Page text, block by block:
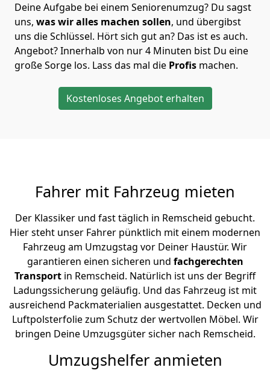
Deine Aufgabe bei einem Seniorenumzug? Du sagst
uns, was wir alles machen sollen, und übergibst
uns die Schlüssel. Hört sich gut an? Das ist es auch.
Angebot? Innerhalb von nur 4 Minuten bist Du eine
große Sorge los. Lass das mal die Profis machen.
Kostenloses Angebot erhalten
Fahrer mit Fahrzeug mieten
Der Klassiker und fast täglich in Remscheid gebucht.
Hier steht unser Fahrer pünktlich mit einem modernen
Fahrzeug am Umzugstag vor Deiner Haustür. Wir
garantieren einen sicheren und fachgerechten
Transport in Remscheid. Natürlich ist uns der Begriff
Ladungssicherung geläufig. Und das Fahrzeug ist mit
ausreichend Packmaterialien ausgestattet. Decken und
Luftpolsterfolie zum Schutz der wertvollen Möbel. Wir
bringen Deine Umzugsgüter sicher nach Remscheid.
Umzugshelfer anmieten